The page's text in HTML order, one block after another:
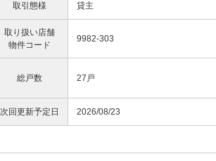
取引態様 貸主
取り扱い店舗
物件コード
9982-303
総戸数 27戸
次回更新予定日 2026/08/23